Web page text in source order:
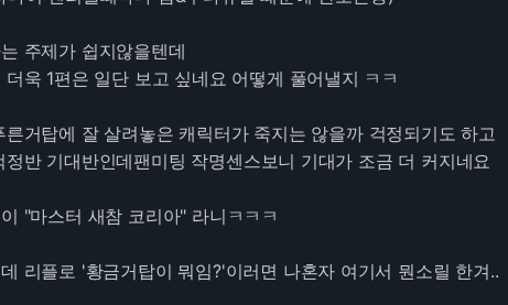
주제가 쉽지않을텐데
더욱 1편은 일단 보고 싶네요 어떻게 풀어낼지 ㅋㅋ
른거탑에 잘 살려놓은 캐릭터가 죽지는 않을까 걱정되기도 하고
정반 기대반인데팬미팅 작명센스보니 기대가 조금 더 커지네요
"마스터 새참 코리아" 라니ㅋㅋㅋ
리플로 '황금거탑이 뭐임?'이러면 나혼자 여기서 뭔소릴 한겨..